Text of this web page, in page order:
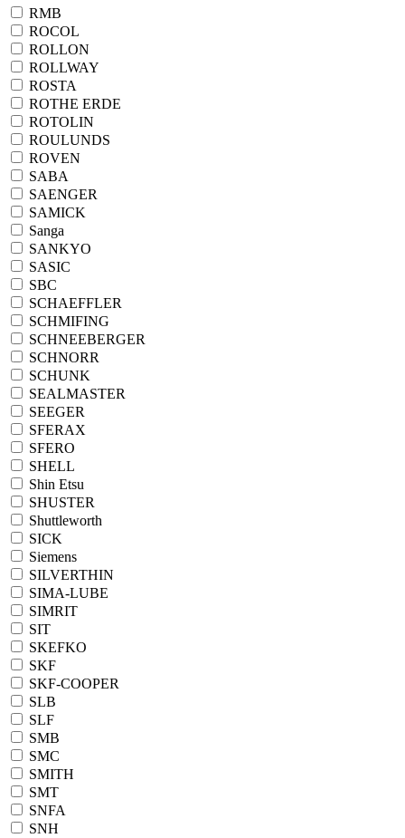
RMB
ROCOL
ROLLON
ROLLWAY
ROSTA
ROTHE ERDE
ROTOLIN
ROULUNDS
ROVEN
SABA
SAENGER
SAMICK
Sanga
SANKYO
SASIC
SBC
SCHAEFFLER
SCHMIFING
SCHNEEBERGER
SCHNORR
SCHUNK
SEALMASTER
SEEGER
SFERAX
SFERO
SHELL
Shin Etsu
SHUSTER
Shuttleworth
SICK
Siemens
SILVERTHIN
SIMA-LUBE
SIMRIT
SIT
SKEFKO
SKF
SKF-COOPER
SLB
SLF
SMB
SMC
SMITH
SMT
SNFA
SNH